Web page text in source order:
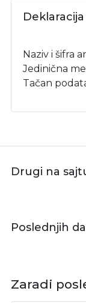
Deklaracija
Naziv i šifra
Jedinična
Tačan
Drugi na
Poslednjih
Zaradi